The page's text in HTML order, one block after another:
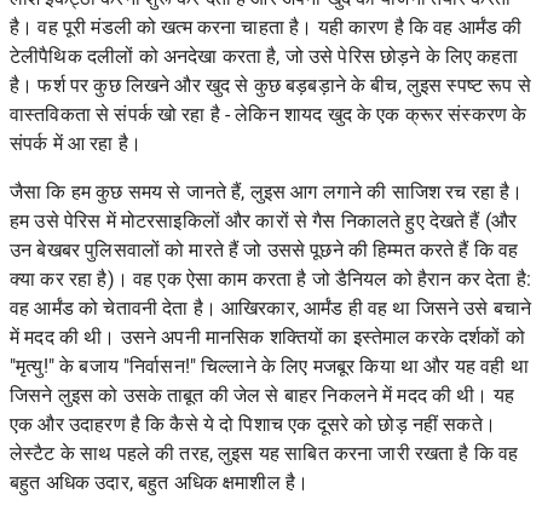
है। वह पूरी मंडली को खत्म करना चाहता है। यही कारण है कि वह आर्मंड की
टेलीपैथिक दलीलों को अनदेखा करता है, जो उसे पेरिस छोड़ने के लिए कहता
है। फर्श पर कुछ लिखने और खुद से कुछ बड़बड़ाने के बीच, लुइस स्पष्ट रूप से
वास्तविकता से संपर्क खो रहा है - लेकिन शायद खुद के एक क्रूर संस्करण के
संपर्क में आ रहा है।
जैसा कि हम कुछ समय से जानते हैं, लुइस आग लगाने की साजिश रच रहा है।
हम उसे पेरिस में मोटरसाइकिलों और कारों से गैस निकालते हुए देखते हैं (और
उन बेखबर पुलिसवालों को मारते हैं जो उससे पूछने की हिम्मत करते हैं कि वह
क्या कर रहा है)। वह एक ऐसा काम करता है जो डैनियल को हैरान कर देता है:
वह आर्मंड को चेतावनी देता है। आखिरकार, आर्मंड ही वह था जिसने उसे बचाने
में मदद की थी। उसने अपनी मानसिक शक्तियों का इस्तेमाल करके दर्शकों को
"मृत्यु!" के बजाय "निर्वासन!" चिल्लाने के लिए मजबूर किया था और यह वही था
जिसने लुइस को उसके ताबूत की जेल से बाहर निकलने में मदद की थी। यह
एक और उदाहरण है कि कैसे ये दो पिशाच एक दूसरे को छोड़ नहीं सकते।
लेस्टैट के साथ पहले की तरह, लुइस यह साबित करना जारी रखता है कि वह
बहुत अधिक उदार, बहुत अधिक क्षमाशील है।